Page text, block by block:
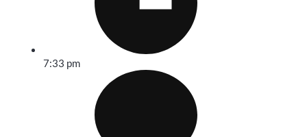
7:33 pm